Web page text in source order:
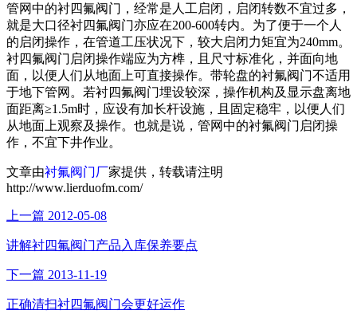
管网中的衬四氟阀门，经常是人工启闭，启闭转数不宜过多，
就是大口径衬四氟阀门亦应在200-600转内。为了便于一个人
的启闭操作，在管道工压状况下，较大启闭力矩宜为240mm。
衬四氟阀门启闭操作端应为方榫，且尺寸标准化，并面向地
面，以便人们从地面上可直接操作。带轮盘的衬氟阀门不适用
于地下管网。若衬四氟阀门埋设较深，操作机构及显示盘离地
面距离≥1.5m时，应设有加长杆设施，且固定稳牢，以便人们
从地面上观察及操作。也就是说，管网中的衬氟阀门启闭操
作，不宜下井作业。
文章由衬氟阀门厂家提供，转载请注明
http://www.lierduofm.com/
上一篇 2012-05-08
讲解衬四氟阀门产品入库保养要点
下一篇 2013-11-19
正确清扫衬四氟阀门会更好运作